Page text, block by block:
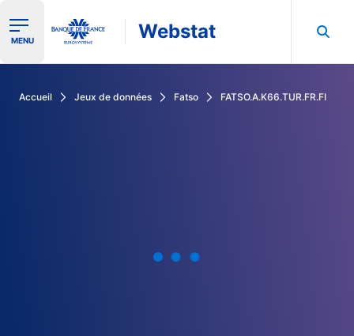
Ouvrir le menu de navigation
MENU Webstat
Accueil Jeux de données Fatso FATSO.A.K66.TUR.FR.FI